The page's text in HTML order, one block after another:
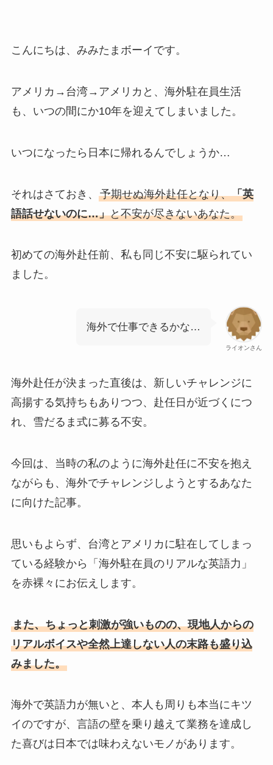
こんにちは、みみたまボーイです。
アメリカ→台湾→アメリカと、海外駐在員生活
も、いつの間にか10年を迎えてしまいました。
いつになったら日本に帰れるんでしょうか…
それはさておき、 予期せぬ海外赴任となり、「英
語話せないのに…」と不安が尽きないあなた。
初めての海外赴任前、私も同じ不安に駆られてい
ました。
ライオンさん
海外で仕事できるかな…
海外赴任が決まった直後は、新しいチャレンジに
高揚する気持ちもありつつ、赴任日が近づくにつ
れ、雪だるま式に募る不安。
今回は、当時の私のように海外赴任に不安を抱え
ながらも、海外でチャレンジしようとするあなた
に向けた記事。
思いもよらず、台湾とアメリカに駐在してしまっ
ている経験から「海外駐在員のリアルな英語力」
を赤裸々にお伝えします。
また、ちょっと刺激が強いものの、現地人からの
リアルボイスや全然上達しない人の末路も盛り込
みました。
海外で英語力が無いと、本人も周りも本当にキツ
イのですが、言語の壁を乗り越えて業務を達成し
た喜びは日本では味わえないモノがあります。